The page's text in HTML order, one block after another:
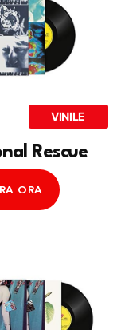
VINILE
Rescue
ORA